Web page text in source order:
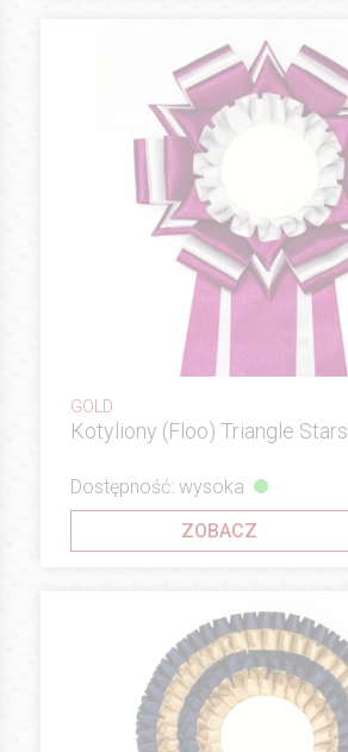
GOLD
Kotyliony (Floo) Triangle Stars
Dostępność: wysoka
ZOBACZ